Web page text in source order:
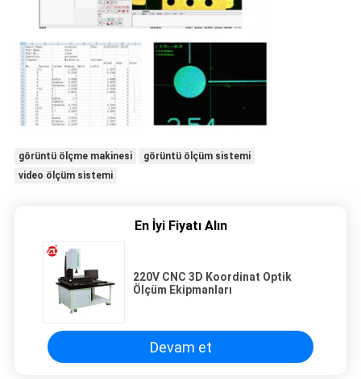
görüntü ölçme makinesi
görüntü ölçüm sistemi
video ölçüm sistemi
En İyi Fiyatı Alın
220V CNC 3D Koordinat Optik
Ölçüm Ekipmanları
Devam et